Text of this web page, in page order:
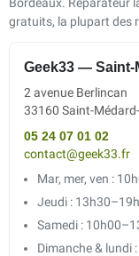
gratuits, la plupart des
Geek33 — Saint-
2 avenue Berlincan
33160 Saint-
05 24 07 01 02
contact@geek33.fr
Mar, mer, ven :
Jeudi :
Samedi :
Dimanche & lundi